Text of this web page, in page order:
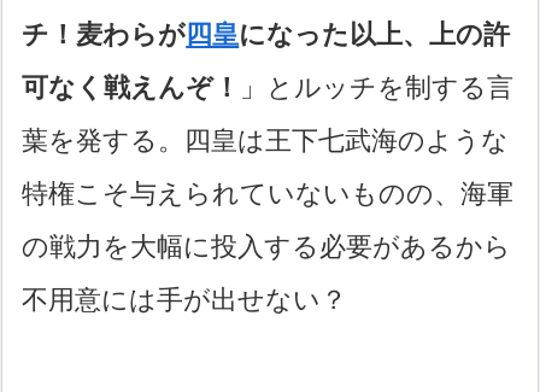
チ！麦わらが四皇になった以上、上の許
可なく戦えんぞ！
」とルッチを制する言
葉を発する。四皇は王下七武海のような
特権こそ与えられていないものの、海軍
の戦力を大幅に投入する必要があるから
不用意には手が出せない？